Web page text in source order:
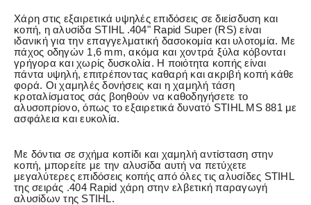
Χάρη στις εξαιρετικά υψηλές επιδόσεις σε διείσδυση και
κοπή, η αλυσίδα STIHL .404" Rapid Super (RS) είναι
ιδανική για την επαγγελματική δασοκομία και υλοτομία. Με
πάχος οδηγών 1,6 mm, ακόμα και χοντρά ξύλα κόβονται
γρήγορα και χωρίς δυσκολία. Η ποιότητα κοπής είναι
πάντα υψηλή, επιτρέποντας καθαρή και ακριβή κοπή κάθε
φορά. Οι χαμηλές δονήσεις και η χαμηλή τάση
κροταλίσματος σάς βοηθούν να καθοδηγήσετε το
αλυσοπρίονο, όπως το εξαιρετικά δυνατό STIHL MS 881 με
ασφάλεια και ευκολία.
Με δόντια σε σχήμα κοπίδι και χαμηλή αντίσταση στην
κοπή, μπορείτε με την αλυσίδα αυτή να πετύχετε
μεγαλύτερες επιδόσεις κοπής από όλες τις αλυσίδες STIHL
της σειράς .404 Rapid χάρη στην ελβετική παραγωγή
αλυσίδων της STIHL.